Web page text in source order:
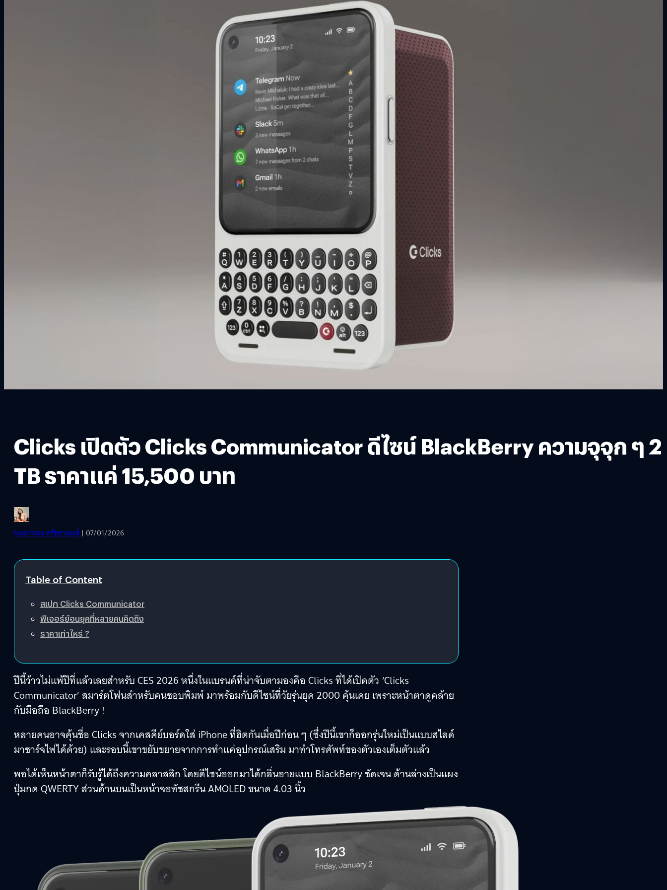
Clicks เปิดตัว Clicks Communicator ดีไซน์ BlackBerry ความจุจุก ๆ 2
TB ราคาแค่ 15,500 บาท
อมลวรรณ ศรัทธานนท์ | 07/01/2026
Table of Content
สเปก Clicks Communicator
ฟีเจอร์ย้อนยุคที่หลายคนคิดถึง
ราคาเท่าไหร่ ?
ปีนี้ว้าวไม่แพ้ปีที่แล้วเลยสำหรับ CES 2026 หนึ่งในแบรนด์ที่น่าจับตามองคือ Clicks ที่ได้เปิดตัว ‘Clicks
Communicator’ สมาร์ตโฟนสำหรับคนชอบพิมพ์ มาพร้อมกับดีไซน์ที่วัยรุ่นยุค 2000 คุ้นเคย เพราะหน้าตาดูคล้าย
กับมือถือ BlackBerry !
หลายคนอาจคุ้นชื่อ Clicks จากเคสคีย์บอร์ดใส่ iPhone ที่ฮิตกันเมื่อปีก่อน ๆ (ซึ่งปีนี้เขาก็ออกรุ่นใหม่เป็นแบบสไลด์
มาชาร์จไฟได้ด้วย) และรอบนี้เขาขยับขยายจากการทำแค่อุปกรณ์เสริม มาทำโทรศัพท์ของตัวเองเต็มตัวแล้ว
พอได้เห็นหน้าตาก็รับรู้ได้ถึงความคลาสสิก โดยดีไซน์ออกมาได้กลิ่นอายแบบ BlackBerry ชัดเจน ด้านล่างเป็นแผง
ปุ่มกด QWERTY ส่วนด้านบนเป็นหน้าจอทัชสกรีน AMOLED ขนาด 4.03 นิ้ว